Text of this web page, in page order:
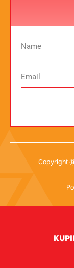
Copyright